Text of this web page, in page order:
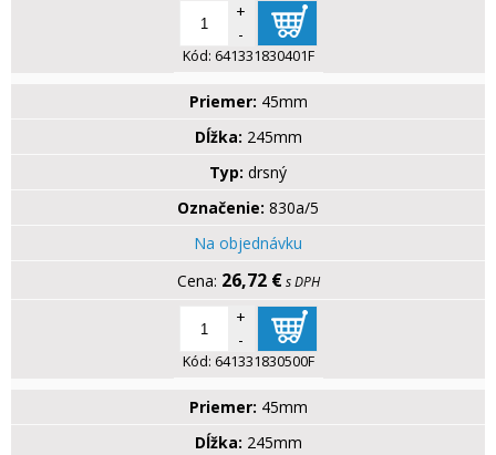
+
-
Kód: 641331830401F
Priemer: 45mm
Dĺžka: 245mm
Typ: drsný
Označenie: 830a/5
Na objednávku
26,72 € s DPH
+
-
Kód: 641331830500F
Priemer: 45mm
Dĺžka: 245mm